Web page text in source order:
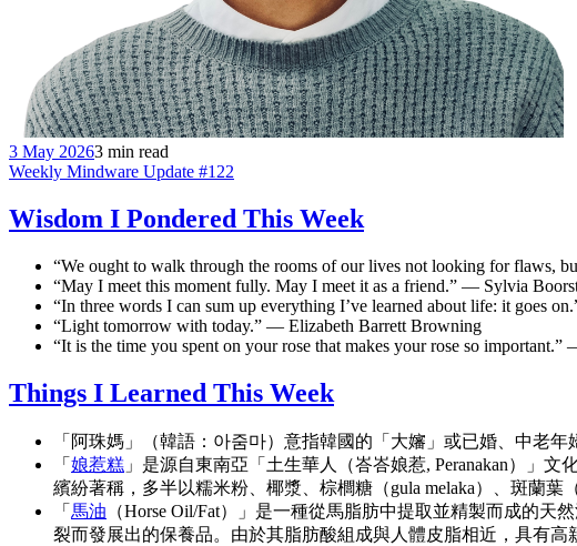
3 May 20263 min read
Weekly Mindware Update #122
Wisdom I Pondered This Week
“We ought to walk through the rooms of our lives not looking for flaws,
“May I meet this moment fully. May I meet it as a friend.” — Sylvia
“In three words I can sum up everything I’ve learned about life: it goes
“Light tomorrow with today.” — Elizabeth Barrett Browning
“It is the time you spent on your rose that makes your rose so
Things I Learned This Week
「阿珠媽」（韓語：아줌마）意指韓國的「大嬸」或已婚、中老
「 娘惹糕 」是源自東南亞「土生華人（峇峇娘惹, Peranakan）」
繽紛著稱，多半以糯米粉、椰漿、棕櫚糖（gula melaka）、斑蘭葉
「 馬油 （Horse Oil/Fat）」是一種從馬脂肪中提取並精製而成的
裂而發展出的保養品。由於其脂肪酸組成與人體皮脂相近，具有